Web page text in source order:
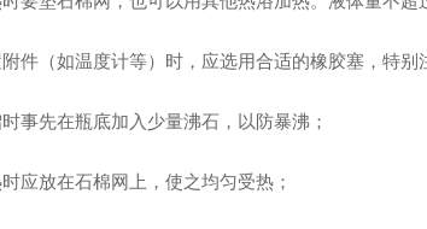
件（如温度计等）时，应选用合适的橡胶塞，特别
事先在瓶底加入少量沸石，以防暴沸；
应放在石棉网上，使之均匀受热；